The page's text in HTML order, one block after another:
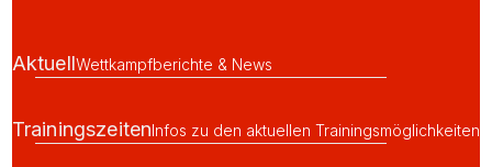
AktuellWettkampfberichte & News
TrainingszeitenInfos zu den aktuellen Trainingsmöglichkeiten